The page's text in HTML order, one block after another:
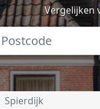
Vergelijken
Spierdijk